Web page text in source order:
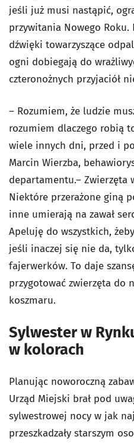
jeśli już musi nastąpić,
przywitania Nowego
dźwięki towarzyszące
ogni dobiegają do
czteronożnych przyjaciół
– Rozumiem, że ludzie
rozumiem dlaczego robią
wiele innych dni, przed i
Marcin Wierzba,
departamentu.– Zwierzęta
Niektóre przerażone giną
inne umierają na zawał
Apeluję do wszystkich,
jeśli inaczej się nie da,
fajerwerków. To daje
przygotować zwierzęta do
koszmaru.
Sylwester w
w kolorach
Planując noworoczną
Urząd Miejski brał pod
sylwestrowej nocy w jak
przeszkadzały starszym